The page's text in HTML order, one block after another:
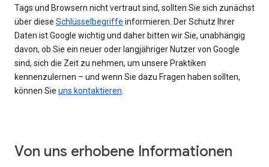
Tags und Browsern nicht vertraut sind, sollten Sie sich zunächst
über diese Schlüsselbegriffe informieren. Der Schutz Ihrer
Daten ist Google wichtig und daher bitten wir Sie, unabhängig
davon, ob Sie ein neuer oder langjähriger Nutzer von Google
sind, sich die Zeit zu nehmen, um unsere Praktiken
kennenzulernen – und wenn Sie dazu Fragen haben sollten,
können Sie uns kontaktieren.
Von uns erhobene Informationen